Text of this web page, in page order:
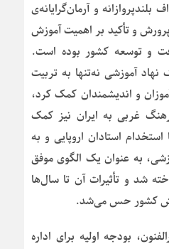
بلندپروازانه و آرمان‌گرایانه‌ی
و تأکید بر اهمیت آموزش
و توسعه کشور بوده است.
آموزشی نه‌تنها به تربیت
و اندیشمندان کمک کرد،
غربی به ایران نیز کمک
استادان اروپایی و به
به عنوان یک الگوی موفق
شد و تأثیرات آن تا سال‌ها
کشور حس می‌شد.
بودجه اولیه برای اداره